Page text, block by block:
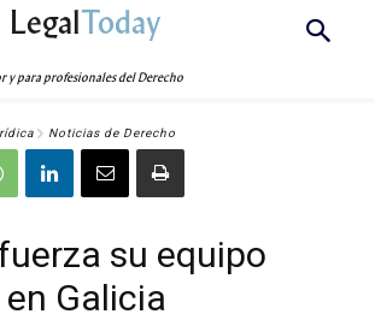
LegalToday
y para profesionales del Derecho
Noticias de Derecho
su equipo
Galicia